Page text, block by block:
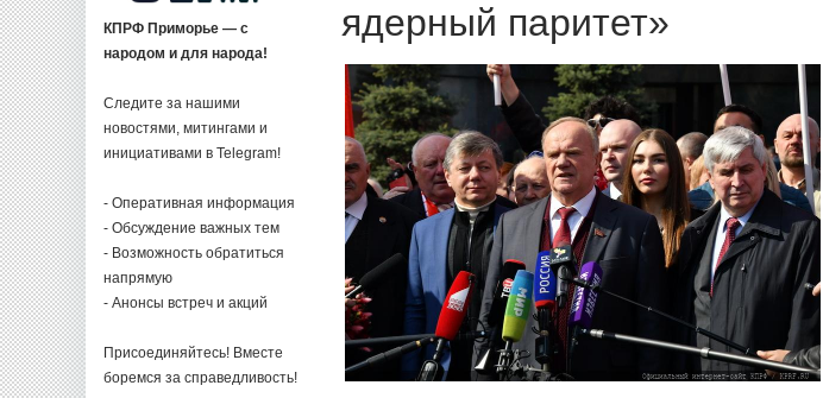
КПРФ Приморье — с
народом и для народа!
Следите за нашими
новостями, митингами и
инициативами в Telegram!
- Оперативная информация
- Обсуждение важных тем
- Возможность обратиться
напрямую
- Анонсы встреч и акций
Присоединяйтесь! Вместе
боремся за справедливость!
ядерный паритет»